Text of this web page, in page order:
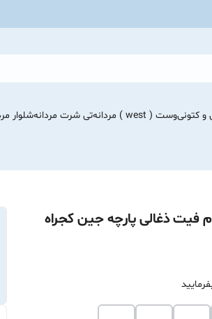
کتونیوست ( west ) مردانه تی شرت مردانهشلوار
فیت ذغالی پارچه جین کجراه